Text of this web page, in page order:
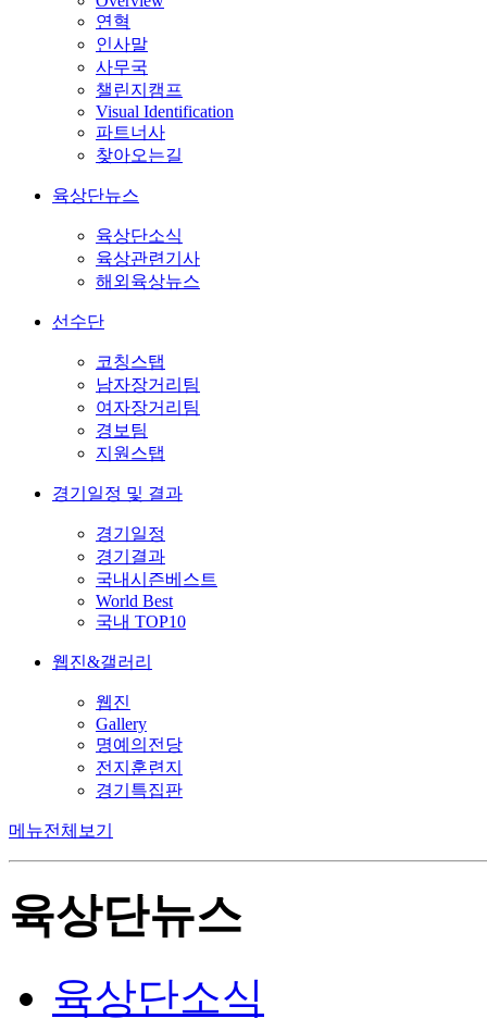
연혁
인사말
사무국
챌린지캠프
Visual Identification
파트너사
찾아오는길
육상단뉴스
육상단소식
육상관련기사
해외육상뉴스
선수단
코칭스탭
남자장거리팀
여자장거리팀
경보팀
지원스탭
경기일정 및 결과
경기일정
경기결과
국내시즌베스트
World Best
국내 TOP10
웹진&갤러리
웹진
Gallery
명예의전당
전지훈련지
경기특집판
메뉴전체보기
육상단뉴스
육상단소식